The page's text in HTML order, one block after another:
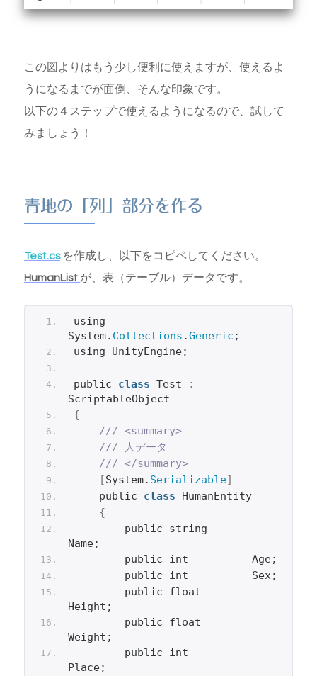
この図よりはもう少し便利に使えますが、使えるよ
うになるまでが面倒、そんな印象です。
以下の４ステップで使えるようになるので、試して
みましょう！
青地の「列」部分を作る
Test.csを作成し、以下をコピペしてください。
HumanList が、表（テーブル）データです。
using
System. Collections .Generic ;
using UnityEngine;
public class Test
:
ScriptableObject
{
/// <summary>
/// 人データ
/// </summary>
[System. Serializable]
    public
class HumanEntity
{
        public string
Name;
        public int          Age;
        public int          Sex;
        public float
Height;
        public float
Weight;
        public int
Place;